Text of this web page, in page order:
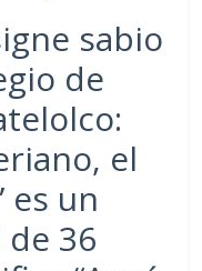
sabio
de
el
es un
36